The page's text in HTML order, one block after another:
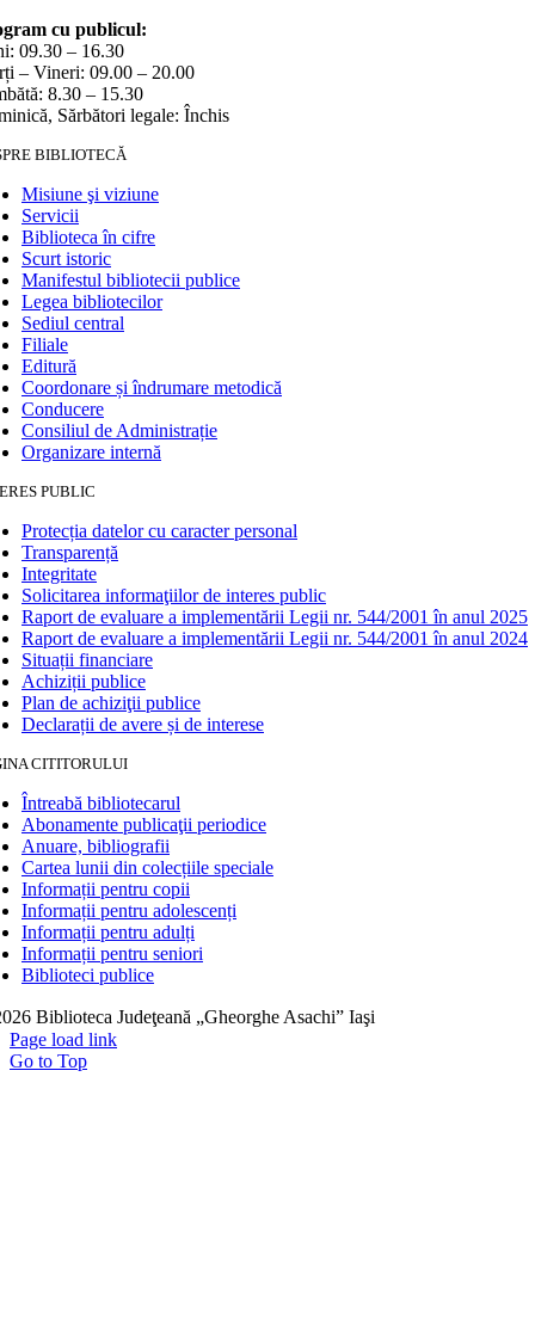
cu publicul:
09.30 – 16.30
– Vineri: 09.00 – 20.00
8.30 – 15.30
Sărbători legale: Închis
BIBLIOTECĂ
Misiune şi viziune
Servicii
Biblioteca în cifre
Scurt istoric
Manifestul bibliotecii publice
Legea bibliotecilor
Sediul central
Filiale
Editură
Coordonare și îndrumare metodică
Conducere
Consiliul de Administrație
Organizare internă
PUBLIC
Protecția datelor cu caracter personal
Transparență
Integritate
Solicitarea informaţiilor de interes public
Raport de evaluare a implementării Legii nr. 544/2001 în anul 2025
Raport de evaluare a implementării Legii nr. 544/2001 în anul 2024
Situații financiare
Achiziții publice
Plan de achiziţii publice
Declarații de avere și de interese
CITITORULUI
Întreabă bibliotecarul
Abonamente publicaţii periodice
Anuare, bibliografii
Cartea lunii din colecțiile speciale
Informații pentru copii
Informații pentru adolescenți
Informații pentru adulți
Informații pentru seniori
Biblioteci publice
Biblioteca Judeţeană „Gheorghe Asachi” Iaşi
Page load link
Go to Top